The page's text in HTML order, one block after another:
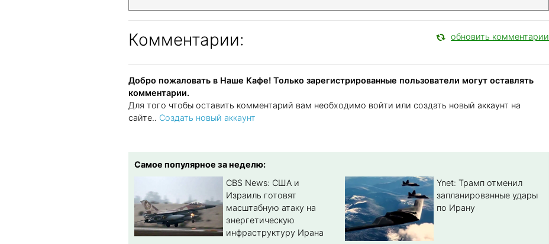
Комментарии: обновить комментарии
Добро пожаловать в Наше Кафе! Только зарегистрированные пользователи могут оставлять
комментарии.
Для того чтобы оставить комментарий вам необходимо войти или создать новый аккаунт на
сайте.. Создать новый аккаунт
Самое популярное за неделю:
CBS News: США и
Израиль готовят
масштабную атаку на
энергетическую
инфраструктуру Ирана
Ynet: Трамп отменил
запланированные удары
по Ирану